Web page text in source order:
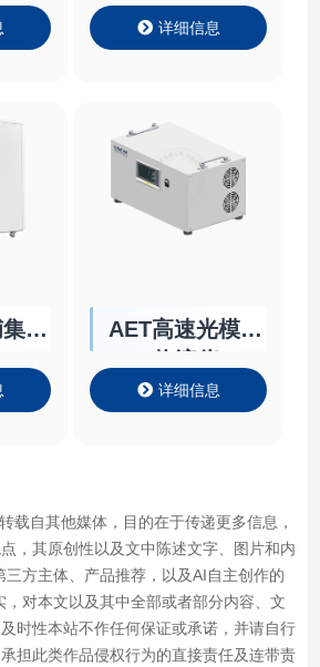
详细信息
回
AET高速光模块
详细信息
载自其他媒体，目的在于传递更多信息，
，其原创性以及文中陈述文字、图片和内
方主体、产品推荐，以及AI自主创作的
，对本文以及其中全部或者部分内容、文
时性本站不作任何保证或承诺，并请自行
担此类作品侵权行为的直接责任及连带责